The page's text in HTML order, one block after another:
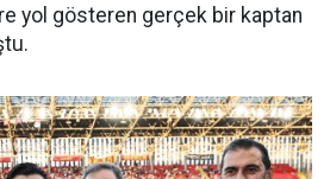
yol gösteren gerçek bir kaptan